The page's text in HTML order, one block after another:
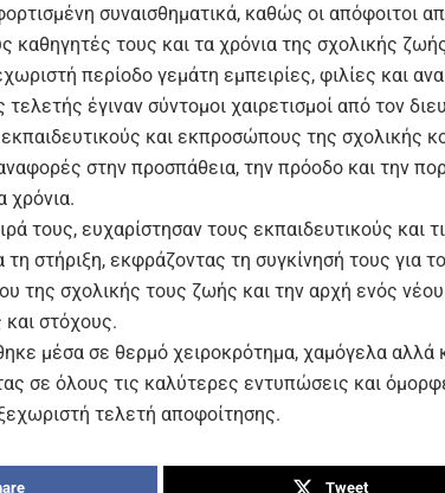
συναισθηματικά, καθώς οι απόφοιτοι
καθηγητές τους και τα χρόνια της σχολικής
περίοδο γεμάτη εμπειρίες, φιλίες και
τελετής έγιναν σύντομοι χαιρετισμοί από τον
και εκπροσώπους της σχολικής
στην προσπάθεια, την πρόοδο και την
χρόνια.
τους, ευχαρίστησαν τους εκπαιδευτικούς και
τη στήριξη, εκφράζοντας τη συγκίνησή τους για
της σχολικής τους ζωής και την αρχή ενός
στόχους.
μέσα σε θερμό χειροκρότημα, χαμόγελα αλλά
σε όλους τις καλύτερες εντυπώσεις και
τελετή αποφοίτησης.
Tweet